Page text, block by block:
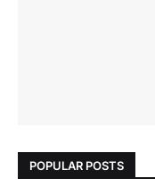
POPULAR POSTS